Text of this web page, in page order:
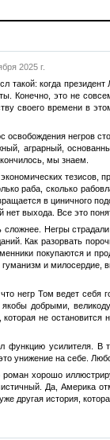
2025 г.
такой: когда
Конечно, это не
своего времени в
освобождения негров
аграрный,
мы знаем.
тезисов,
раба, сколько
в циничного
выхода. Все это
сложнее. Негры
Как разорвать
покупаются и
гуманизм и
негр Том ведет себя
добрыми,
которая не
функцию усилителя. В
унижение на себе.
хорошо
Да, Америка
другая история,